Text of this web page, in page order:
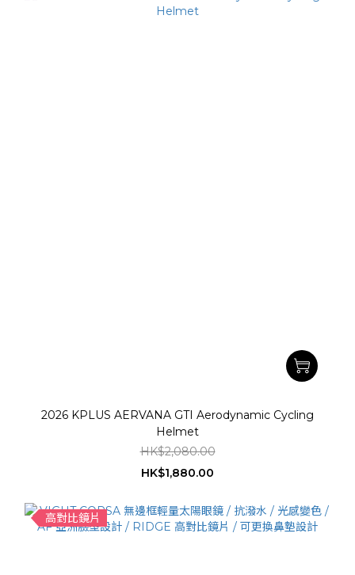
2026 KPLUS AERVANA GTI Aerodynamic Cycling
Helmet
HK$2,080.00
HK$1,880.00
高對比鏡片